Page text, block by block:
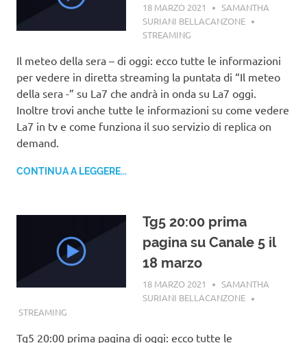
18 MARZO 2021
SAMANTHA
SURIANI BELLACANZONE
STREAMING
Il meteo della sera – di oggi: ecco tutte le informazioni
per vedere in diretta streaming la puntata di “Il meteo
della sera -” su La7 che andrà in onda su La7 oggi.
Inoltre trovi anche tutte le informazioni su come vedere
La7 in tv e come funziona il suo servizio di replica on
demand.
CONTINUA A LEGGERE...
Tg5 20:00 prima
pagina su Canale 5 il
18 marzo
18 MARZO 2021
SAMANTHA
SURIANI BELLACANZONE
STREAMING
Tg5 20:00 prima pagina di oggi: ecco tutte le